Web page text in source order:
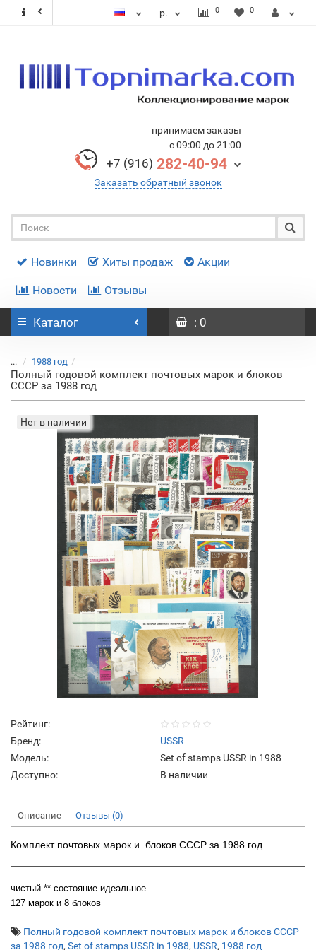
р. 0 0
принимаем заказы
с 09:00 до 21:00
+7 (916) 282-40-94
Заказать обратный звонок
Новинки Хиты продаж Акции
Новости Отзывы
Каталог : 0
... 1988 год
Полный годовой комплект почтовых марок и блоков
СССР за 1988 год
Нет в наличии
Рейтинг:
Бренд:
USSR
Модель:
Set of stamps USSR in 1988
Доступно:
В наличии
Описание Отзывы (0)
Комплект почтовых марок и блоков СССР за 1988 год
чистый ** состояние идеальное.
127 марок и 8 блоков
Полный годовой комплект почтовых марок и блоков СССР
за 1988 год, Set of stamps USSR in 1988, USSR, 1988 год